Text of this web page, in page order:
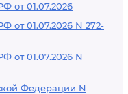
от 01.07.2026
от 01.07.2026 N 272-
от 01.07.2026 N
Федерации N